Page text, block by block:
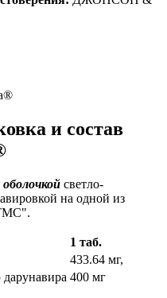
и состав
светло-
на одной из
1 таб.
433.64 мг,
400 мг